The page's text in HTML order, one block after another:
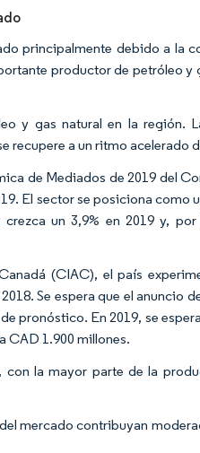
principalmente debido a la
productor de petróleo y
y gas natural en la región.
recupere a un ritmo acelerado
de Mediados de 2019 del
El sector se posiciona como
un 3,9% en 2019 y,
(CIAC), el país
Se espera que el
pronóstico. En 2019, se
CAD 1.900 millones.
la mayor parte de la
mercado contribuyan